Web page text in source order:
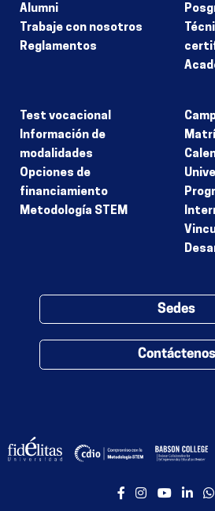
Alumni
Trabaje con nosotros
Reglamentos
Test vocacional
Información de
modalidades
Opciones de
financiamiento
Metodología STEM
Sedes
Contáctenos